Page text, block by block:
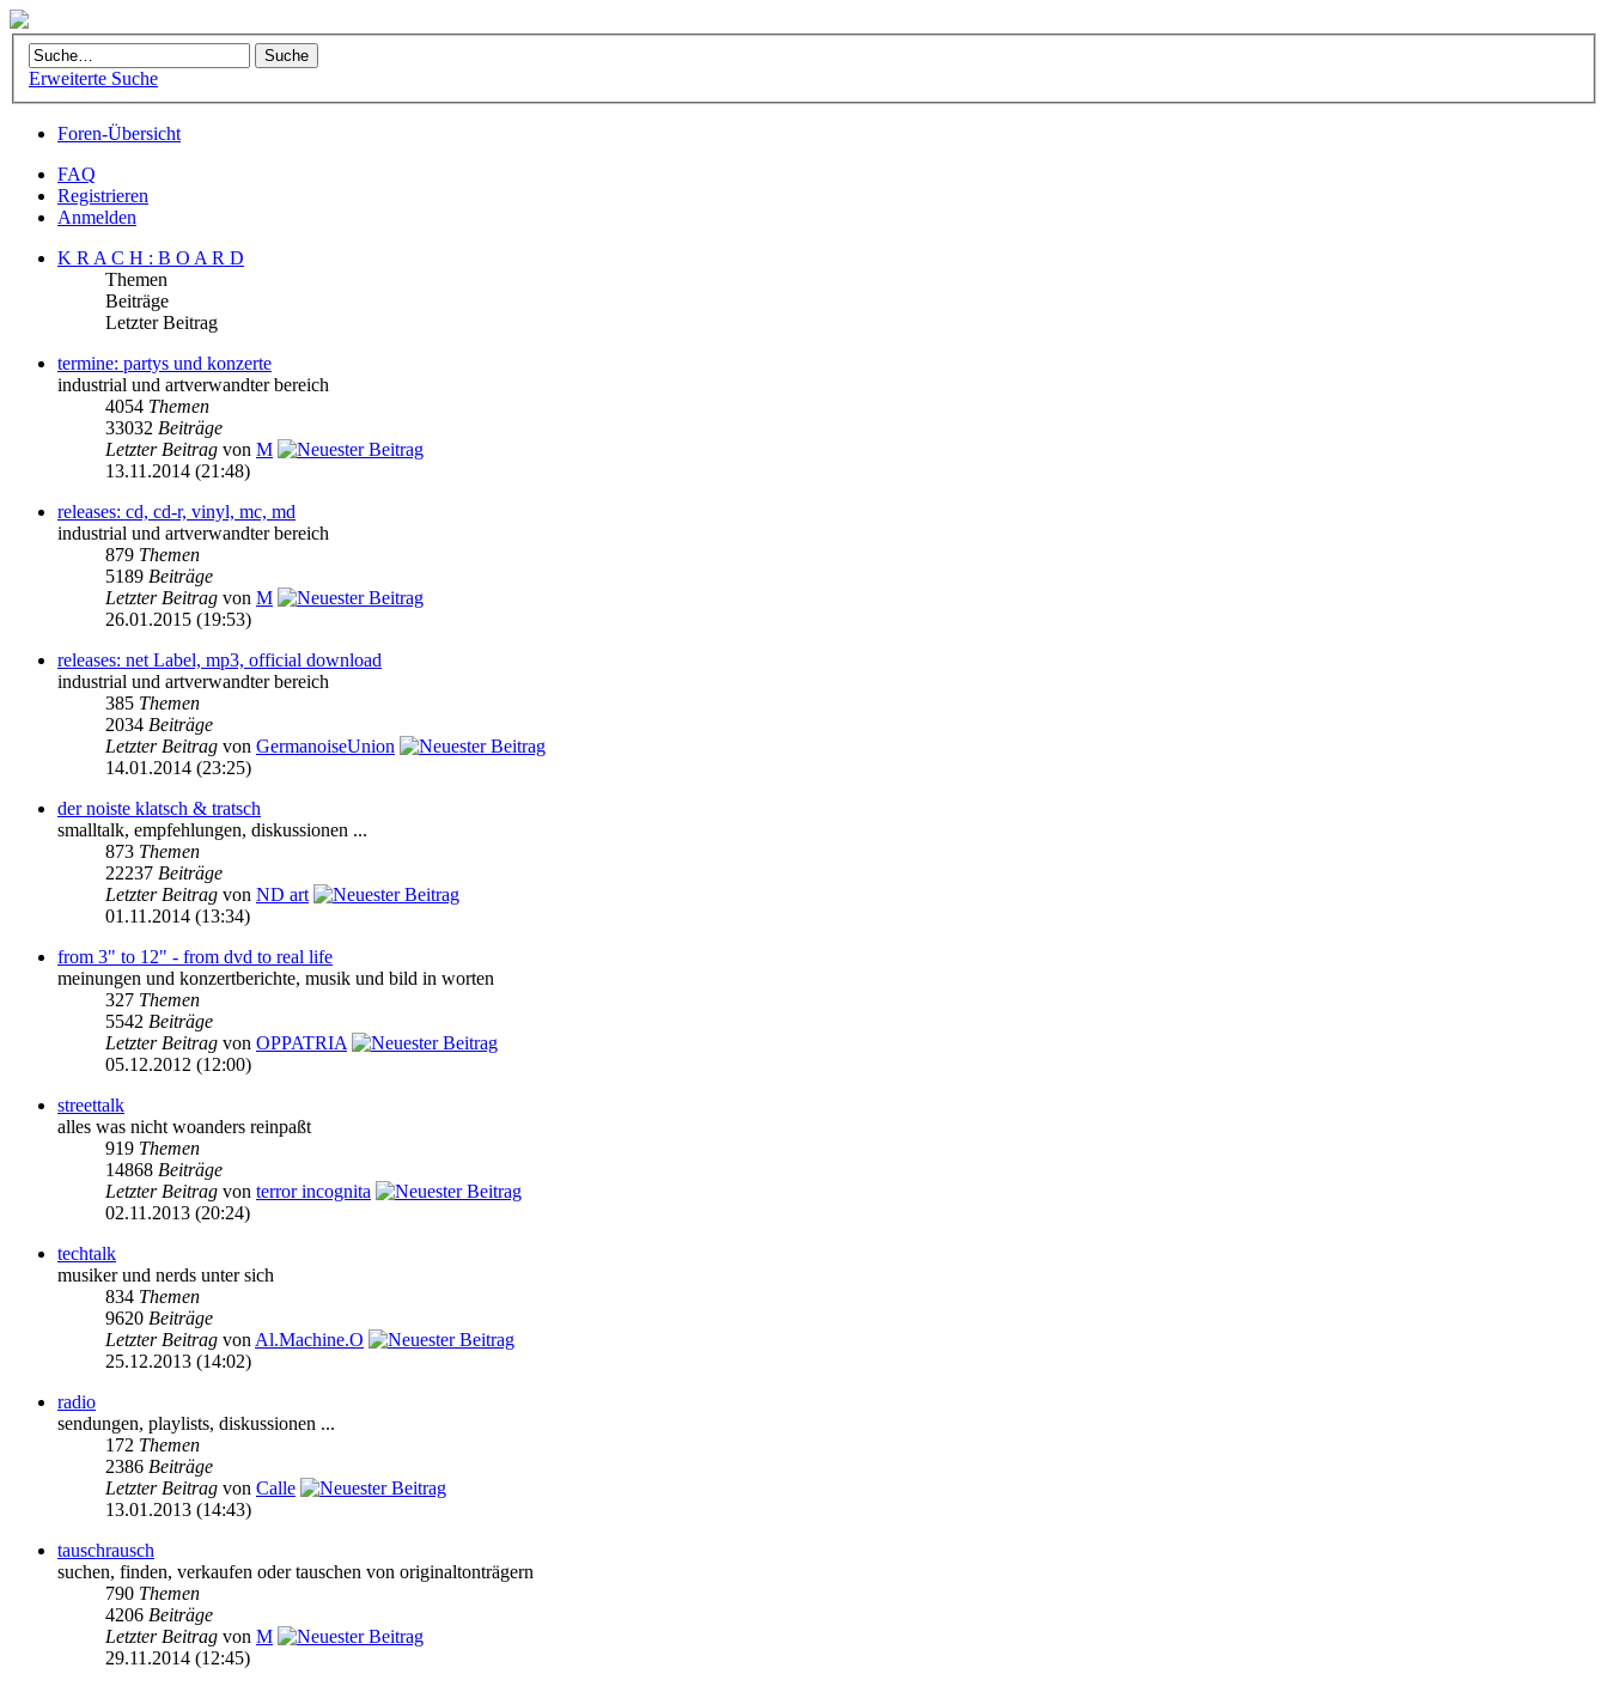
Erweiterte Suche
Foren-Übersicht
FAQ
Registrieren
Anmelden
K R A C H : B O A R D
Themen
Beiträge
Letzter Beitrag
termine: partys und konzerte
industrial und artverwandter bereich
4054 Themen
33032 Beiträge
Letzter Beitrag von M
13.11.2014 (21:48)
releases: cd, cd-r, vinyl, mc, md
industrial und artverwandter bereich
879 Themen
5189 Beiträge
Letzter Beitrag von M
26.01.2015 (19:53)
releases: net Label, mp3, official download
industrial und artverwandter bereich
385 Themen
2034 Beiträge
Letzter Beitrag von GermanoiseUnion
14.01.2014 (23:25)
der noiste klatsch & tratsch
smalltalk, empfehlungen, diskussionen ...
873 Themen
22237 Beiträge
Letzter Beitrag von ND art
01.11.2014 (13:34)
from 3" to 12" - from dvd to real life
meinungen und konzertberichte, musik und bild in worten
327 Themen
5542 Beiträge
Letzter Beitrag von OPPATRIA
05.12.2012 (12:00)
streettalk
alles was nicht woanders reinpaßt
919 Themen
14868 Beiträge
Letzter Beitrag von terror incognita
02.11.2013 (20:24)
techtalk
musiker und nerds unter sich
834 Themen
9620 Beiträge
Letzter Beitrag von Al.Machine.O
25.12.2013 (14:02)
radio
sendungen, playlists, diskussionen ...
172 Themen
2386 Beiträge
Letzter Beitrag von Calle
13.01.2013 (14:43)
tauschrausch
suchen, finden, verkaufen oder tauschen von originaltonträgern
790 Themen
4206 Beiträge
Letzter Beitrag von M
29.11.2014 (12:45)